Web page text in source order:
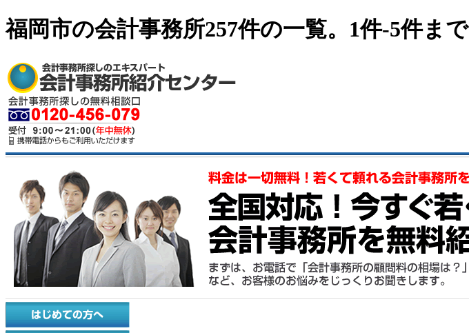
福岡市の会計事務所257件の一覧。1件-5件まで